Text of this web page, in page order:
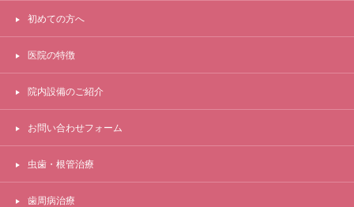
初めての方へ
医院の特徴
院内設備のご紹介
お問い合わせフォーム
虫歯・根管治療
歯周病治療